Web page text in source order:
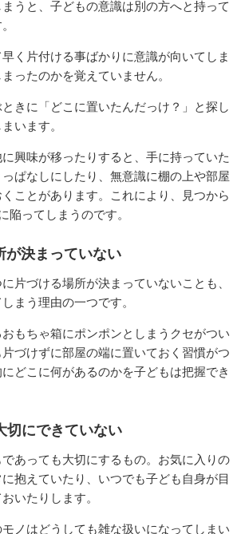
うと、子どもの意識は別の方へと持って
く片付ける事ばかりに意識が向いてしま
ったのかを覚えていません。
きに「どこに置いたんだっけ？」と探し
います。
興味が移ったりすると、手に持っていた
ぱなしにしたり、無意識に棚の上や部屋
ことがあります。これにより、見つから
ってしまうのです。
が決まっていない
片づける場所が決まっていないことも、
まう理由の一つです。
もちゃ箱にポンポンとしまうクセがつい
づけずに部屋の端に置いておく習慣がつ
どこに何があるのかを子どもは把握でき
切にできていない
あっても大切にするもの。お気に入りの
抱えていたり、いつでも子ども自身が目
いたりします。
ノはどうしても雑な扱いになってしまい